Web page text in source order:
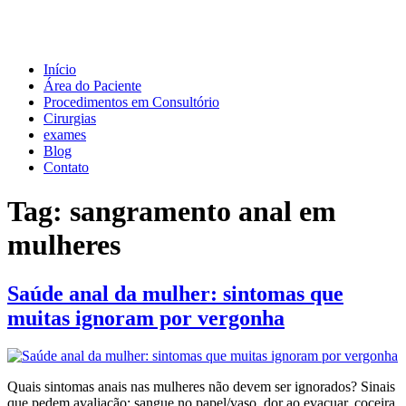
Início
Área do Paciente
Procedimentos em Consultório
Cirurgias
exames
Blog
Contato
Tag: sangramento anal em
mulheres
Saúde anal da mulher: sintomas que
muitas ignoram por vergonha
Quais sintomas anais nas mulheres não devem ser ignorados? Sinais